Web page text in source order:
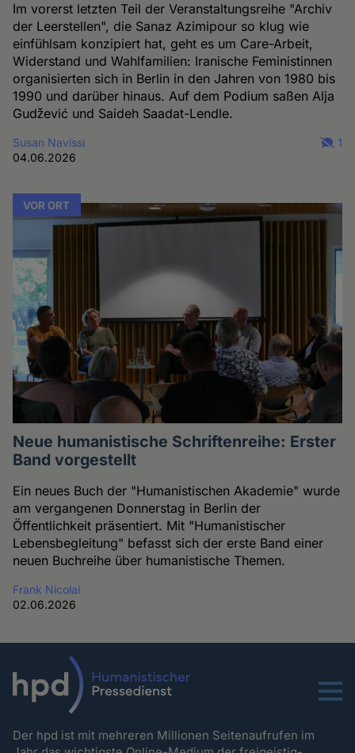
Im vorerst letzten Teil der Veranstaltungsreihe "Archiv
der Leerstellen", die Sanaz Azimipour so klug wie
einfühlsam konzipiert hat, geht es um Care-Arbeit,
Widerstand und Wahlfamilien: Iranische Feministinnen
organisierten sich in Berlin in den Jahren von 1980 bis
1990 und darüber hinaus. Auf dem Podium saßen Alja
Gudžević und Saideh Saadat-Lendle.
Susan Navissi
04.06.2026
1
VOR ORT
Neue humanistische Schriftenreihe: Erster
Band vorgestellt
Ein neues Buch der "Humanistischen Akademie" wurde
am vergangenen Donnerstag in Berlin der
Öffentlichkeit präsentiert. Mit "Humanistischer
Lebensbegleitung" befasst sich der erste Band einer
neuen Buchreihe über humanistische Themen.
Frank Nicolai
02.06.2026
Menu
Der hpd ist mit mehreren Millionen Seitenaufrufen im